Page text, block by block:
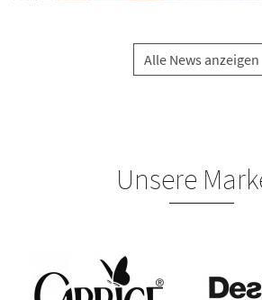
Alle News anzeigen
Unsere